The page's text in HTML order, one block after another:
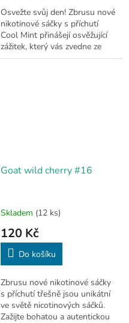
Osvežte svůj den! Zbrusu nové
nikotinové sáčky s příchutí
Cool Mint přinášejí osvěžující
zážitek, který vás zvedne ze
židle. Každý sáček nese v sobě
Goat wild cherry #16
Skladem (12 ks)
120 Kč
Do košíku
Zbrusu nové nikotinové sáčky
s příchutí třešně jsou unikátní
ve světě nicotinových sáčků.
Zažijte bohatou a autentickou